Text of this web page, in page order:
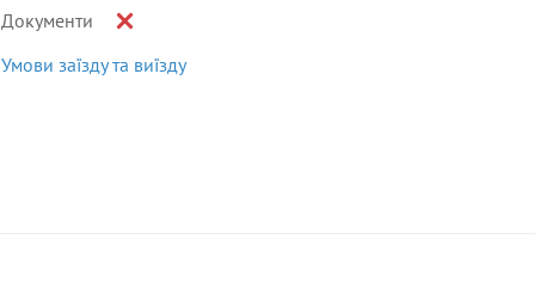
Документи
Умови заїзду та виїзду